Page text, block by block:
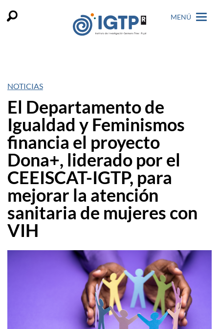
MENÚ
NOTICIAS
El Departamento de
Igualdad y Feminismos
financia el proyecto
Dona+, liderado por el
CEEISCAT-IGTP, para
mejorar la atención
sanitaria de mujeres con
VIH